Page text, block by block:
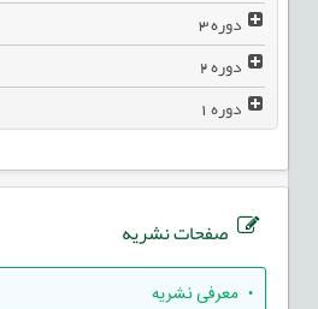
دوره3
دوره2
دوره1
صفحات نشریه
• معرفی نشریه